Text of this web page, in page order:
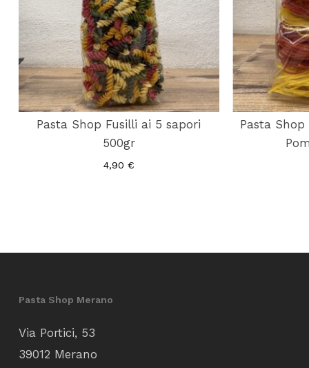
Pasta Shop Fusilli ai 5 sapori
500gr
4,90 €
Pasta
Pasta Shop Merano
Via Portici, 53
39012 Merano